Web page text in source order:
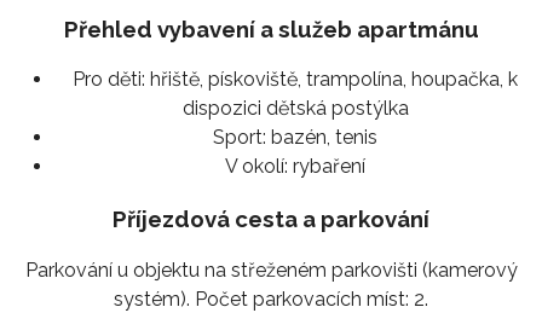
Přehled vybavení a služeb apartmánu
Pro děti: hřiště, pískoviště, trampolína, houpačka, k
dispozici dětská postýlka
Sport: bazén, tenis
V okolí: rybaření
Příjezdová cesta a parkování
Parkování u objektu na střeženém parkovišti (kamerový
systém). Počet parkovacích míst: 2.